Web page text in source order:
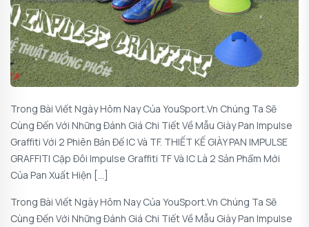
Trong Bài Viết Ngày Hôm Nay Của YouSport.vn Chúng Ta Sẽ
Cùng Đến Với Những Đánh Giá Chi Tiết Về Mẫu Giày Pan Impulse
Graffiti Với 2 Phiên Bản Đế IC Và TF. THIẾT KẾ GIÀY PAN IMPULSE
GRAFFITI Cặp Đôi Impulse Graffiti TF Và IC Là 2 Sản Phẩm Mới
Của Pan Xuất Hiện […]
Trong Bài Viết Ngày Hôm Nay Của YouSport.vn Chúng Ta Sẽ
Cùng Đến Với Những Đánh Giá Chi Tiết Về Mẫu Giày Pan Impulse